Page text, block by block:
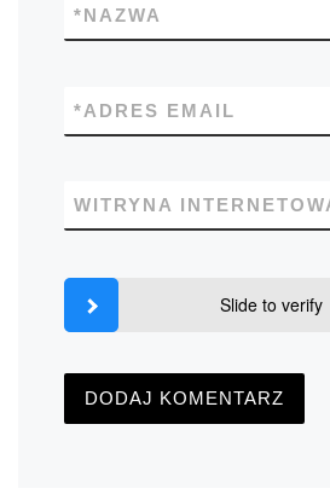
NAZWA
*
ADRES EMAIL
*
WITRYNA
Slide to verify